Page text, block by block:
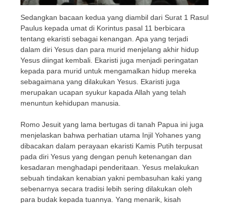
Sedangkan bacaan kedua yang diambil dari Surat 1 Rasul
Paulus kepada umat di Korintus pasal 11 berbicara
tentang ekaristi sebagai kenangan. Apa yang terjadi
dalam diri Yesus dan para murid menjelang akhir hidup
Yesus diingat kembali. Ekaristi juga menjadi peringatan
kepada para murid untuk mengamalkan hidup mereka
sebagaimana yang dilakukan Yesus. Ekaristi juga
merupakan ucapan syukur kapada Allah yang telah
menuntun kehidupan manusia.
Romo Jesuit yang lama bertugas di tanah Papua ini juga
menjelaskan bahwa perhatian utama Injil Yohanes yang
dibacakan dalam perayaan ekaristi Kamis Putih terpusat
pada diri Yesus yang dengan penuh ketenangan dan
kesadaran menghadapi penderitaan. Yesus melakukan
sebuah tindakan kenabian yakni pembasuhan kaki yang
sebenarnya secara tradisi lebih sering dilakukan oleh
para budak kepada tuannya. Yang menarik, kisah